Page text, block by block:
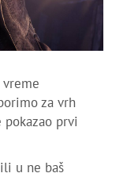
za vrh
prvi
u ne baš